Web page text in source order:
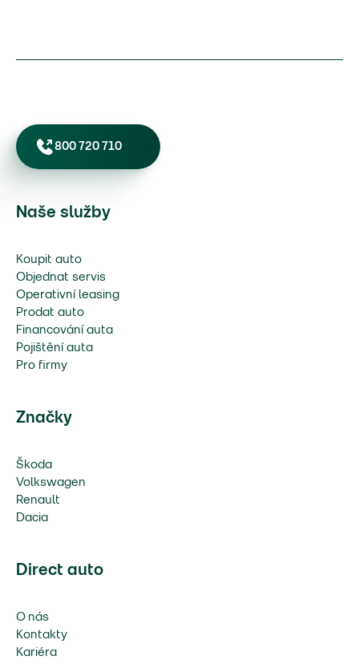
800 720 710
Naše služby
Koupit auto
Objednat servis
Operativní leasing
Prodat auto
Financování auta
Pojištění auta
Pro firmy
Značky
Škoda
Volkswagen
Renault
Dacia
Direct auto
O nás
Kontakty
Kariéra